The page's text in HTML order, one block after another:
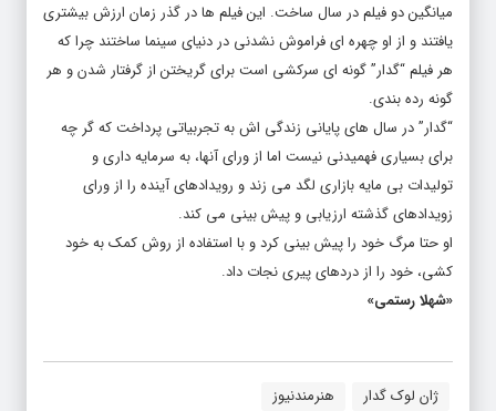
میانگین دو فیلم در سال ساخت. این فیلم ها در گذر زمان ارزش بیشتری
یافتند و از او چهره ای فراموش نشدنی در دنیای سینما ساختند چرا که
هر فیلم “گدار” گونه ای سرکشی است برای گریختن از گرفتار شدن و هر
گونه رده بندی.
“گدار” در سال های پایانی زندگی اش به تجربیاتی پرداخت که گر چه
برای بسیاری فهمیدنی نیست اما از ورای آنها، به سرمایه داری و
تولیدات بی مایه بازاری لگد می زند و رویدادهای آینده را از ورای
زویدادهای گذشته ارزیابی و پیش بینی می کند.
او حتا مرگ خود را پیش بینی کرد و با استفاده از روش کمک به خود
کشی، خود را از دردهای پیری نجات داد.
«شهلا رستمی»
ژان لوک گدار هنرمندنیوز